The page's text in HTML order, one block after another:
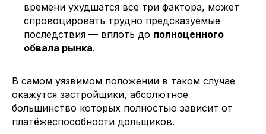
времени ухудшатся все три фактора, может
спровоцировать трудно предсказуемые
последствия — вплоть до полноценного
обвала рынка.
В самом уязвимом положении в таком случае
окажутся застройщики, абсолютное
большинство которых полностью зависит от
платёжеспособности дольщиков.